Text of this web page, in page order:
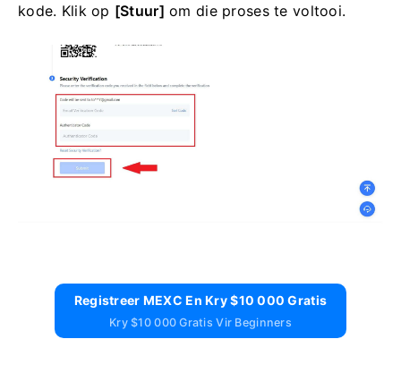
kode. Klik op [Stuur] om die proses te voltooi.
Registreer MEXC En Kry $10 000 Gratis
Kry $10 000 Gratis Vir Beginners